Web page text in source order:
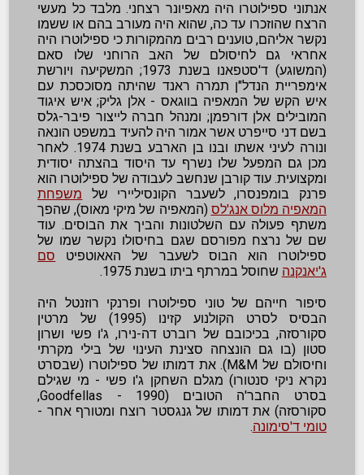
אנתוני ספילוטרו היה מאפיונר רצחני. מלבד כל מעשי
הרצח שהוזכרו עד כה, שהוא היה מעורב בהם או ששמו
נקשר אליהם, טוענים רבים מהמקורות כי ספילוטרו היה
אחראי גם לחיסולם של האב הרוחני שלו סאם
(המשוגע) ד'סטפאנו בשנת 1973; המשקיעה ויורשת
אימפריית הנדל"ן תמרה ראנד שהיתה מסוכסכת עם
איש הקש של המאפיה בווגאס - אלן גליק; איש איגוד
המובילים אלן דורפמן; ומנהל חברה לייצור פיבר-גלס
בשם דני סייפרט אשר אמור היה להעיד במשפט הונאה
ונורה לעיני אשתו ובנו בן הארבע בשנת 1974. לאחר
מכן גם המפעל שלו נשרף עד היסוד בהצתה יסודית
ומקצועית. עוד קורבן שנחשב לעבודה של ספילוטרו הוא
פרנק בומפנסרו, לשעבר הקונסיליירי של משפחת
המאפיה מלוס אנג'לס (המאפיה של מיקי מאוס), שהפך
משתף פעולה עם השלטונות והביך את הבוסים. עוד
שם של נרצח מפורסם שגם בחיסולו נקשר שמו של
ספילוטרו הוא הבוס לשעבר של האאוטפיט סם
ג'יאנקנה שחוסל במרתף ביתו בשנת 1975.
סיפור חייהם של טוני ספילוטרו ופרנקי רוזנטל היה
הבסיס לסרט הקולנוע קזינו (1995) של מרטין
סקורסזה, בכיכובם של רוברט דה-נירו, ג'ו פשי ושרון
סטון (בו גם הונצחה סצינת העינוי של בילי מקרתי
וחיסולם של M&M). את דמותו של ספילוטרו (שבסרט
נקרא ניקי סנטורו) מגלם השחקן ג'ו פשי - מי שגילם
בסרט החבר'ה הטובים (Goodfellas - 1990,
סקורסזה) את דמותו של גנגסטר רוצח ומטורף אחר -
טומי ד'סימונה.